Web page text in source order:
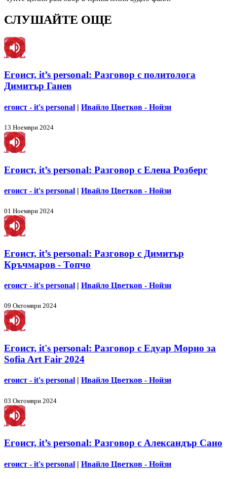
СЛУШАЙТЕ ОЩЕ
Егоист, it’s personal: Разговор с политолога
Димитър Ганев
егоист - it's personal | Ивайло Цветков - Нойзи
13 Ноември 2024
Егоист, it’s personal: Разговор с Елена Розберг
егоист - it's personal | Ивайло Цветков - Нойзи
01 Ноември 2024
Егоист, it’s personal: Разговор с Димитър
Кръчмаров - Топчо
егоист - it's personal | Ивайло Цветков - Нойзи
09 Октомври 2024
Егоист, it's personal: Разговор с Едуар Морно за
Sofia Art Fair 2024
егоист - it's personal | Ивайло Цветков - Нойзи
03 Октомври 2024
Егоист, it’s personal: Разговор с Александър Сано
егоист - it's personal | Ивайло Цветков - Нойзи